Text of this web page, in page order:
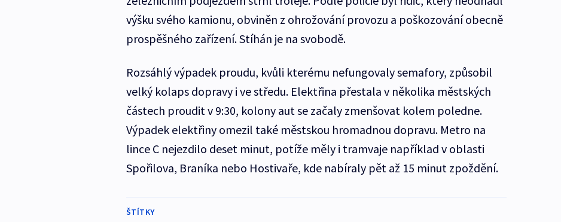
výšku svého kamionu, obviněn z ohrožování provozu a poškozování obecně
prospěšného zařízení. Stíhán je na svobodě.
Rozsáhlý výpadek proudu, kvůli kterému nefungovaly semafory, způsobil
velký kolaps dopravy i ve středu. Elektřina přestala v několika městských
částech proudit v 9:30, kolony aut se začaly zmenšovat kolem poledne.
Výpadek elektřiny omezil také městskou hromadnou dopravu. Metro na
lince C nejezdilo deset minut, potíže měly i tramvaje například v oblasti
Spořilova, Braníka nebo Hostivaře, kde nabíraly pět až 15 minut zpoždění.
ŠTÍTKY